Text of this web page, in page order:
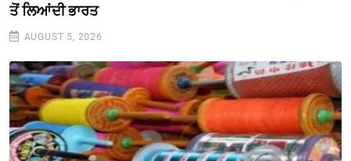
ਤੋਂ ਲਿਆਂਦੀ ਭਾਰਤ
AUGUST 5, 2026